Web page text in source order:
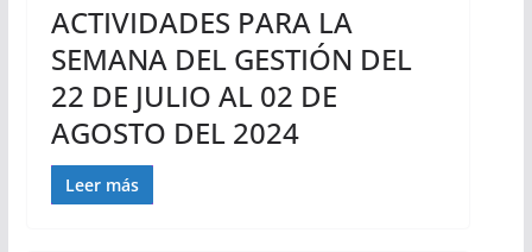
ACTIVIDADES PARA LA
SEMANA DEL GESTIÓN DEL
22 DE JULIO AL 02 DE
AGOSTO DEL 2024
Leer más